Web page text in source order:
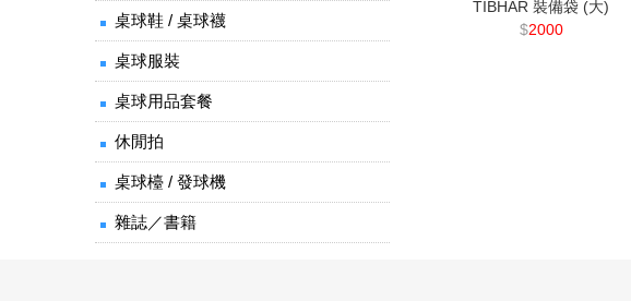
桌球鞋 / 桌球襪
桌球服裝
桌球用品套餐
休閒拍
桌球檯 / 發球機
雜誌／書籍
TIBHAR 裝備袋 (大)
$2000